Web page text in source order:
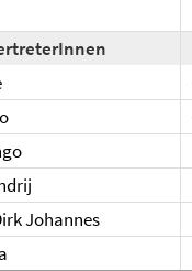
Johannes